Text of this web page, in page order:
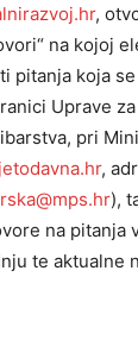
,
na kojoj
pitanja koja
Uprave
pri
,
),
na pitanja
te aktualne